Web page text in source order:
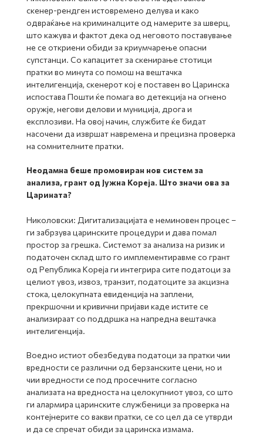
скенер-рендген истовремено делува и како
одвраќање на криминалците од намерите за шверц,
што кажува и фактот дека од неговото поставување
не се откриени обиди за криумчарење опасни
супстанци. Со капацитет за скенирање стотици
пратки во минута со помош на вештачка
интелигенција, скенерот кој е поставен во Царинска
испостава Пошти ќе помага во детекција на огнено
оружје, негови делови и муниција, дрога и
експлозиви. На овој начин, службите ќе бидат
насочени да извршат навремена и прецизна проверка
на сомнителните пратки.
Неодамна беше промовиран нов систем за
анализа, грант од Јужна Кореја. Што значи ова за
Царината?
Николовски: Дигитализацијата е неминовен процес –
ги забрзува царинските процедури и дава помал
простор за грешка. Системот за анализа на ризик и
податочен склад што го имплементиравме со грант
од Република Кореја ги интегрира сите податоци за
целиот увоз, извоз, транзит, податоците за акцизна
стока, целокупната евиденција на заплени,
прекршочни и кривични пријави каде истите се
анализираат со поддршка на напредна вештачка
интелигенција.
Воедно истиот обезбедува податоци за пратки чии
вредности се различни од берзанските цени, но и
чии вредности се под просечните согласно
анализата на вредноста на целокупниот увоз, со што
ги алармира царинските службеници за проверка на
контејнерите со вакви пратки, се со цел да се утврди
и да се спречат обиди за царинска измама.